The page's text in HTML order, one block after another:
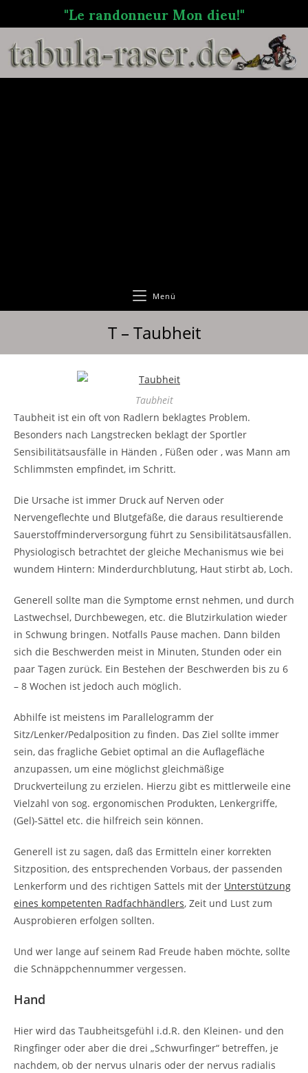
"Le randonneur Mon dieu!"
Menü
T – Taubheit
Taubheit
Taubheit ist ein oft von Radlern beklagtes Problem.
Besonders nach Langstrecken beklagt der Sportler
Sensibilitätsausfälle in Händen , Füßen oder , was Mann am
Schlimmsten empfindet, im Schritt.
Die Ursache ist immer Druck auf Nerven oder
Nervengeflechte und Blutgefäße, die daraus resultierende
Sauerstoffminderversorgung führt zu Sensibilitätsausfällen.
Physiologisch betrachtet der gleiche Mechanismus wie bei
wundem Hintern: Minderdurchblutung, Haut stirbt ab, Loch.
Generell sollte man die Symptome ernst nehmen, und durch
Lastwechsel, Durchbewegen, etc. die Blutzirkulation wieder
in Schwung bringen. Notfalls Pause machen. Dann bilden
sich die Beschwerden meist in Minuten, Stunden oder ein
paar Tagen zurück. Ein Bestehen der Beschwerden bis zu 6
– 8 Wochen ist jedoch auch möglich.
Abhilfe ist meistens im Parallelogramm der
Sitz/Lenker/Pedalposition zu finden. Das Ziel sollte immer
sein, das fragliche Gebiet optimal an die Auflagefläche
anzupassen, um eine möglichst gleichmäßige
Druckverteilung zu erzielen. Hierzu gibt es mittlerweile eine
Vielzahl von sog. ergonomischen Produkten, Lenkergriffe,
(Gel)-Sättel etc. die hilfreich sein können.
Generell ist zu sagen, daß das Ermitteln einer korrekten
Sitzposition, des entsprechenden Vorbaus, der passenden
Lenkerform und des richtigen Sattels mit der Unterstützung
eines kompetenten Radfachhändlers, Zeit und Lust zum
Ausprobieren erfolgen sollten.
Und wer lange auf seinem Rad Freude haben möchte, sollte
die Schnäppchennummer vergessen.
Hand
Hier wird das Taubheitsgefühl i.d.R. den Kleinen- und den
Ringfinger oder aber die drei „Schwurfinger“ betreffen, je
nachdem, ob der nervus ulnaris oder der nervus radialis